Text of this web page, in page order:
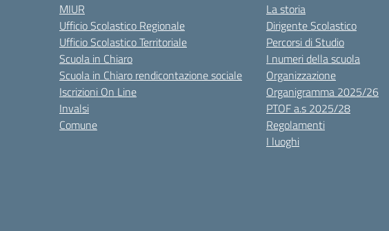
MIUR
Ufficio Scolastico Regionale
Ufficio Scolastico Territoriale
Scuola in Chiaro
Scuola in Chiaro rendicontazione sociale
Iscrizioni On Line
Invalsi
Comune
La storia
Dirigente Scolastico
Percorsi di Studio
I numeri della scuola
Organizzazione
Organigramma 2025/26
PTOF a.s 2025/28
Regolamenti
I luoghi